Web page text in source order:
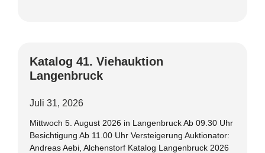
Katalog 41. Viehauktion
Langenbruck
Juli 31, 2026
Mittwoch 5. August 2026 in Langenbruck Ab 09.30 Uhr
Besichtigung Ab 11.00 Uhr Versteigerung Auktionator:
Andreas Aebi, Alchenstorf Katalog Langenbruck 2026